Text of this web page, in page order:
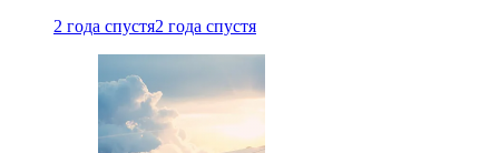
2 года спустя2 года спустя